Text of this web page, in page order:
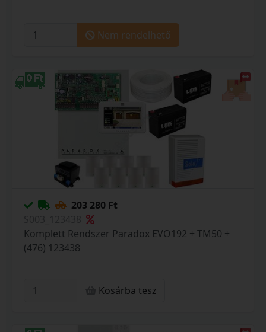
Nem rendelhető
203 280 Ft
Komplett Rendszer Paradox EVO192 + TM50 +
(476) 123438
Kosárba tesz